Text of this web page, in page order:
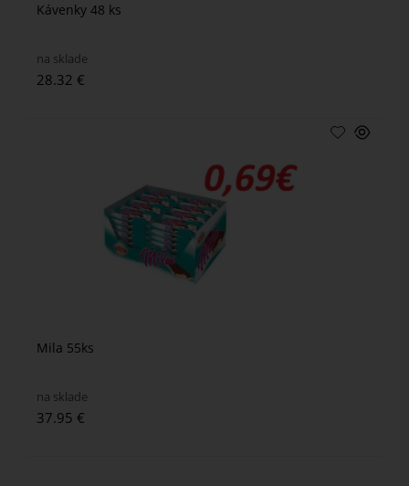
Kávenky 48 ks
na sklade
28.32 €
Mila 55ks
na sklade
37.95 €